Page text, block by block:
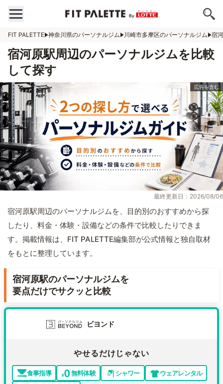
FIT PALETTE 神奈川県のパーソナルジム 川崎市多摩区のパーソナルジム 宿
宿河原駅周辺のパーソナルジムを比較
して探す
最終更新日：2026/08/06
宿河原駅周辺のパーソナルジムを、目的別のおすすめから探
したり、料金・体験・設備などの条件で比較したりできま
す。掲載情報は、FIT PALETTE編集部が公式情報と独自取材
をもとに整理しています。
宿河原駅のパーソナルジムを
要点だけでサクッと比較
ビヨンド
やせるだけじゃない
食事指導 無料体験 シャワー
ウェアレンタル